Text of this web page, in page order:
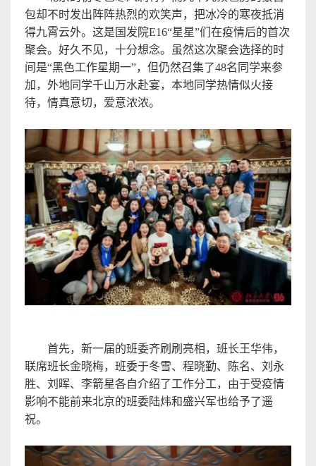
包却不时发出阵阵热烈的欢笑声，把冰冷的寒夜抵消
得九霄云外。这是 国发院E16“星星”们在疫情后的首次
聚会。好久不见，十分想念。虽然这次聚会选择的时
间是“黑色工作星期一”，但仍然召集了48名同学来参
加，外地同学千山万水赴宴，本地同学热情似火接
待，情真意切，爱意浓浓。
首先，新一届的班委齐刷刷亮相，班长王华伟，
联席班长金晓梅，班委于冬雪、程晓勤、陈名、刘永
胜、刘晖、 李箭星各自介绍了工作分工，由于受疫情
影响不能前来北京的班委陆炜和盛兴军也给予了遥
祝。